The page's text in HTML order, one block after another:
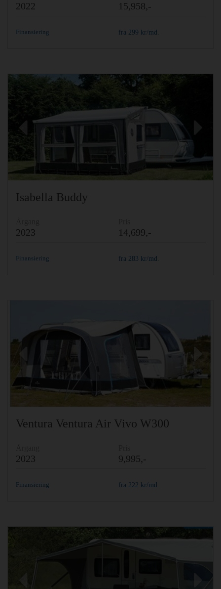
2022 15,958,-
Finansiering fra 299 kr/md.
Previous
Isabella Buddy
2023 14,699,-
Finansiering fra 283 kr/md.
Previous
Ventura Ventura Air Vivo W300
2023 9,995,-
Finansiering fra 222 kr/md.
Previous